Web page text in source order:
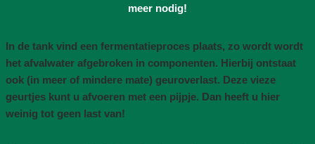
meer nodig!
In de tank vind een fermentatieproces plaats, zo wordt wordt
het afvalwater afgebroken in componenten. Hierbij ontstaat
ook (in meer of mindere mate) geuroverlast. Deze vieze
geurtjes kunt u afvoeren met een pijpje. Dan heeft u hier
weinig tot geen last van!